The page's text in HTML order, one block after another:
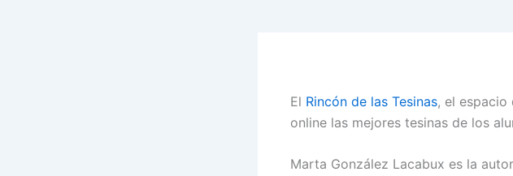
El Rincón de las Tesinas, el espacio
online las mejores tesinas de los
Marta González Lacabux es la